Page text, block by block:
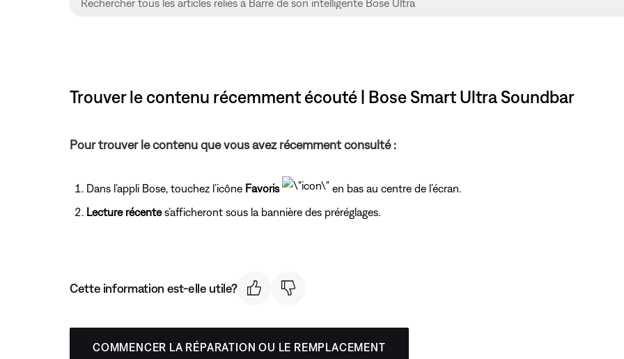
Trouver le contenu récemment écouté | Bose Smart Ultra Soundbar
Pour trouver le contenu que vous avez récemment consulté :
Dans l’appli Bose, touchez l’icône Favoris
en bas au centre de l’écran.
Lecture récentes’afficheront sous la bannière des préréglages.
Cette information est-elle utile?
COMMENCER LA RÉPARATION OU LE REMPLACEMENT